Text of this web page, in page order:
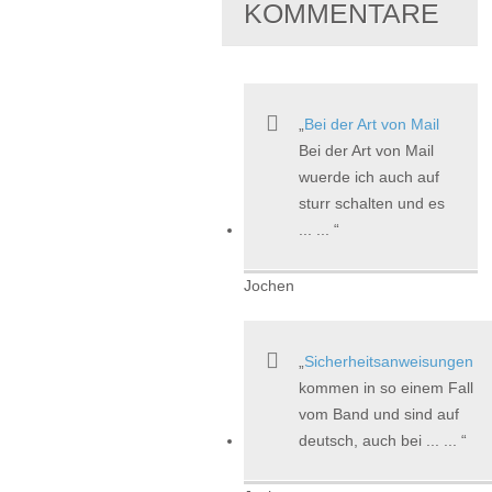
KOMMENTARE
Bei der Art von Mail
Bei der Art von Mail
wuerde ich auch auf
sturr schalten und es
Jochen
Sicherheitsanweisungen
kommen in so einem Fall
vom Band und sind auf
deutsch, auch bei ... ...